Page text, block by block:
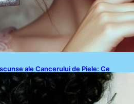
ale Cancerului de Piele: Ce
pentru a Ne Proteja